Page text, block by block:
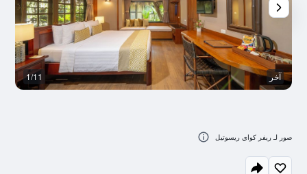
آخر 1/11
صور لـ ريفر كواي ريسوتيل